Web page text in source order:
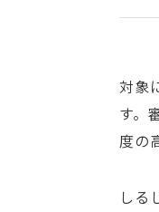
対象
す。
度の
しる